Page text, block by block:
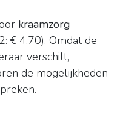
kraamzorg
€ 4,70). Omdat de
verschilt,
de mogelijkheden